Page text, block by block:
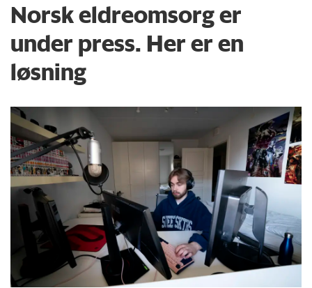
Norsk eldreomsorg er
under press. Her er en
løsning